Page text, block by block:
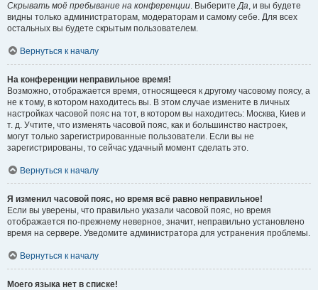
Скрывать моё пребывание на конференции. ВыберитеДа, и вы будете
видны только администраторам, модераторам и самому себе. Для всех
остальных вы будете скрытым пользователем.
Вернуться к началу
На конференции неправильное время!
Возможно, отображается время, относящееся к другому часовому поясу, а
не к тому, в котором находитесь вы. В этом случае измените в личных
настройках часовой пояс на тот, в котором вы находитесь: Москва, Киев и
т. д. Учтите, что изменять часовой пояс, как и большинство настроек,
могут только зарегистрированные пользователи. Если вы не
зарегистрированы, то сейчас удачный момент сделать это.
Вернуться к началу
Я изменил часовой пояс, но время всё равно неправильное!
Если вы уверены, что правильно указали часовой пояс, но время
отображается по-прежнему неверное, значит, неправильно установлено
время на сервере. Уведомите администратора для устранения проблемы.
Вернуться к началу
Моего языка нет в списке!